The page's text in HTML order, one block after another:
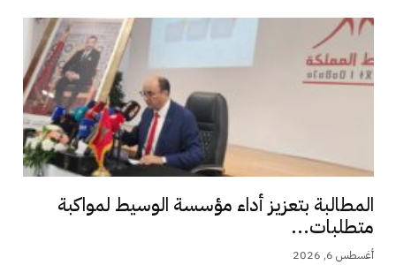
المطالبة بتعزيز أداء مؤسسة الوسيط لمواكبة
متطلبات...
أغسطس 6, 2026